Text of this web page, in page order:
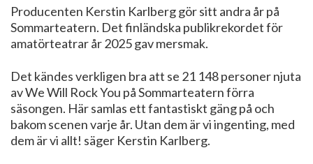
Producenten Kerstin Karlberg gör sitt andra år på
Sommarteatern. Det finländska publikrekordet för
amatörteatrar år 2025 gav mersmak.
Det kändes verkligen bra att se 21 148 personer njuta
av We Will Rock You på Sommarteatern förra
säsongen. Här samlas ett fantastiskt gäng på och
bakom scenen varje år. Utan dem är vi ingenting, med
dem är vi allt! säger Kerstin Karlberg.